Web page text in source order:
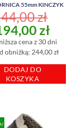
55mm KINCZYK
zł
zł.
zł
cena
cena z 30 dni
obniżką: 244,00 zł
DODAJ DO
KOSZYKA